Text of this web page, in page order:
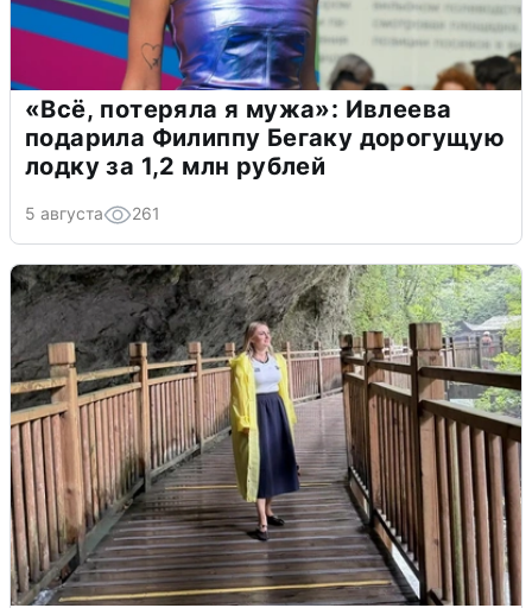
«Всё, потеряла я мужа»: Ивлеева
подарила Филиппу Бегаку дорогущую
лодку за 1,2 млн рублей
5 августа 261